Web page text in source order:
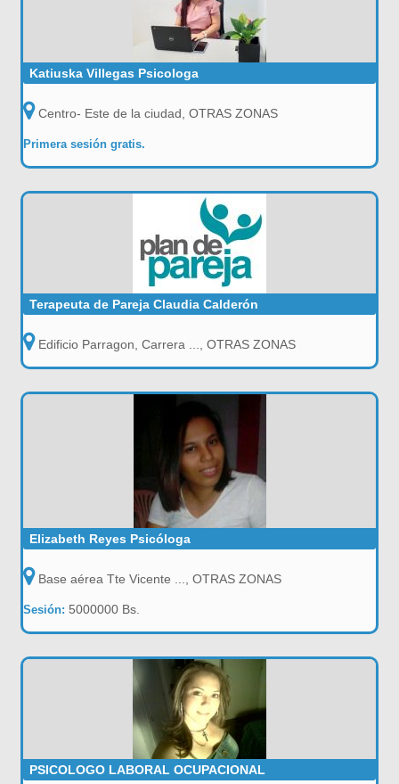
Katiuska Villegas Psicologa
Centro- Este de la ciudad, OTRAS ZONAS
Primera sesión gratis.
Terapeuta de Pareja Claudia Calderón
Edificio Parragon, Carrera ..., OTRAS ZONAS
Elizabeth Reyes Psicóloga
Base aérea Tte Vicente ..., OTRAS ZONAS
Sesión: 5000000 Bs.
PSICOLOGO LABORAL OCUPACIONAL